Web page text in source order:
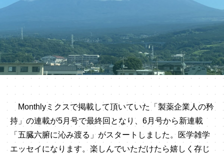
Monthlyミクスで掲載して頂いていた「製薬企業人の矜
持」の連載が5月号で最終回となり、6月号から新連載
「五臓六腑に沁み渡る」がスタートしました。医学雑学
エッセイになります。楽しんでいただけたら嬉しく存じ